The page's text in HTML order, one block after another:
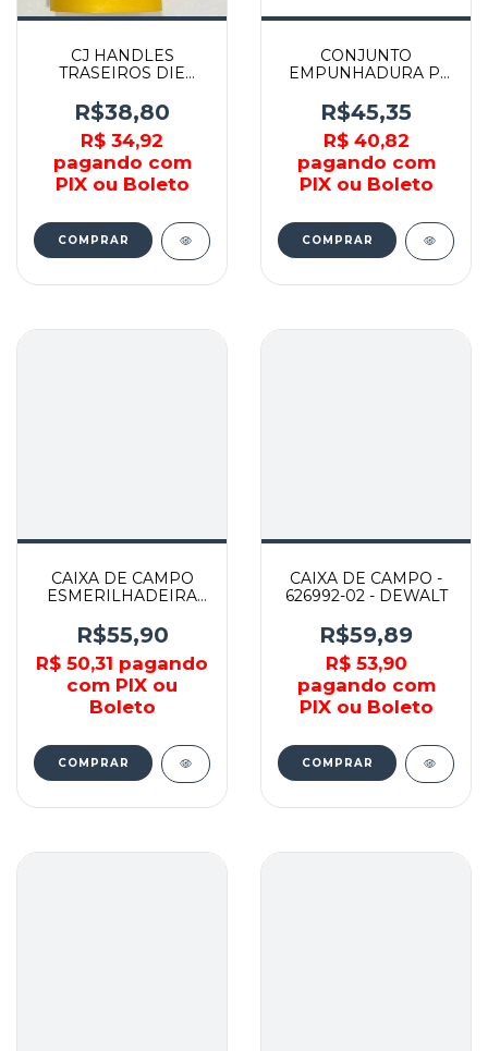
CJ HANDLES
TRASEIROS DIE
DEWALT
R$38,80
R$ 34,92
pagando com
PIX ou Boleto
CONJUNTO
EMPUNHADURA P/
- DEWALT
R$45,35
R$ 40,82
pagando com
PIX ou Boleto
COMPRAR
CAIXA DE CAMPO
ESMERILHADEIRA
DEWALT
R$55,90
R$ 50,31 pagando
com PIX ou
Boleto
COMPRAR
CAIXA DE CAMPO -
626992-02 - DEWALT
R$59,89
R$ 53,90
pagando com
PIX ou Boleto
COMPRAR